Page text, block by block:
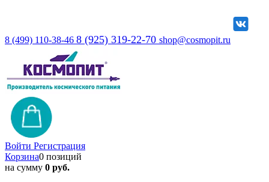
8 (499) 110-38-46 8 (925) 319-22-70 shop@cosmopit.ru
Войти Регистрация
Корзина0 позиций
на сумму 0 руб.